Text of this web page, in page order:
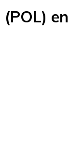
(POL) en